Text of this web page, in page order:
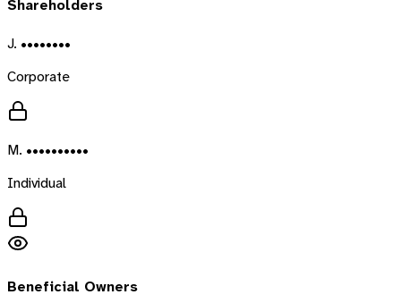
Shareholders
J. ••••••••
Corporate
M. ••••••••••
Individual
Beneficial Owners